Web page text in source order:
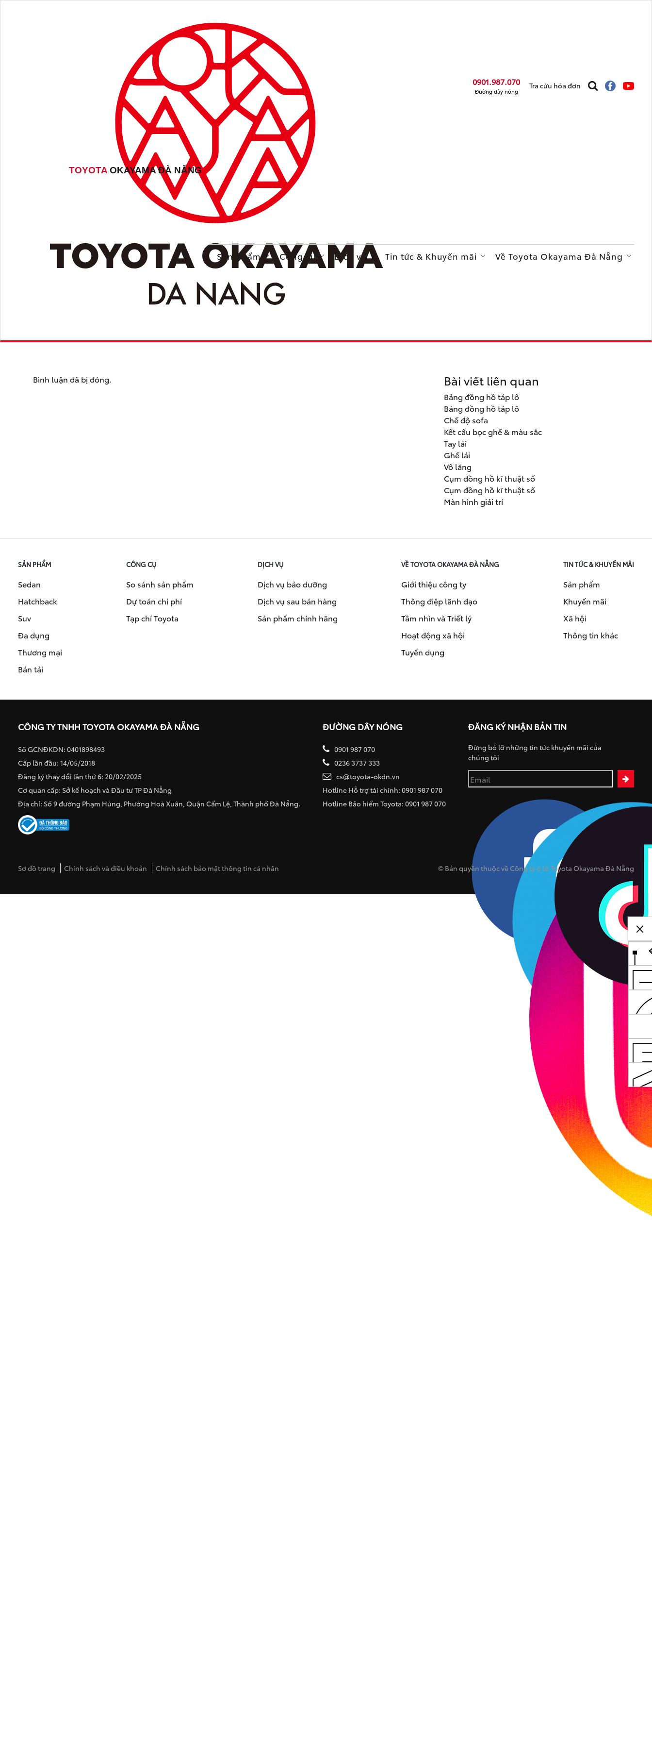
TOYOTA OKAYAMA ĐÀ NẴNG
0901.987.070
Đường dây nóng
Tra cứu hóa đơn
Sản phẩm Công cụ Dịch vụ Tin tức & Khuyến mãi Về Toyota Okayama Đà Nẵng
Bình luận đã bị đóng. Bài viết liên quan
Bảng đồng hồ táp lô
Bảng đồng hồ táp lô
Chế độ sofa
Kết cấu bọc ghế & màu sắc
Tay lái
Ghế lái
Vô lăng
Cụm đồng hồ kĩ thuật số
Cụm đồng hồ kĩ thuật số
Màn hình giải trí
SẢN PHẨM
Sedan
Hatchback
Suv
Đa dụng
Thương mại
Bán tải
CÔNG CỤ
So sánh sản phẩm
Dự toán chi phí
Tạp chí Toyota
DỊCH VỤ
Dịch vụ bảo dưỡng
Dịch vụ sau bán hàng
Sản phẩm chính hãng
VỀ TOYOTA OKAYAMA ĐÀ NẴNG
Giới thiệu công ty
Thông điệp lãnh đạo
Tầm nhìn và Triết lý
Hoạt động xã hội
Tuyển dụng
TIN TỨC & KHUYẾN MÃI
Sản phẩm
Khuyến mãi
Xã hội
Thông tin khác
CÔNG TY TNHH TOYOTA OKAYAMA ĐÀ NẴNG
Số GCNĐKDN: 0401898493
Cấp lần đầu: 14/05/2018
Đăng ký thay đổi lần thứ 6: 20/02/2025
Cơ quan cấp: Sở kế hoạch và Đầu tư TP Đà Nẵng
Địa chỉ: Số 9 đường Phạm Hùng, Phường Hoà Xuân, Quận Cẩm Lệ, Thành phố Đà Nẵng.
ĐƯỜNG DÂY NÓNG
0901 987 070
0236 3737 333
cs@toyota-okdn.vn
Hotline Hỗ trợ tài chính: 0901 987 070
Hotline Bảo hiểm Toyota: 0901 987 070
ĐĂNG KÝ NHẬN BẢN TIN
Đừng bỏ lỡ những tin tức khuyến mãi của
chúng tôi
Sơ đồ trang Chính sách và điều khoản Chính sách bảo mật thông tin cá nhân © Bản quyền thuộc về Công ty ô tô Toyota Okayama Đà Nẵng